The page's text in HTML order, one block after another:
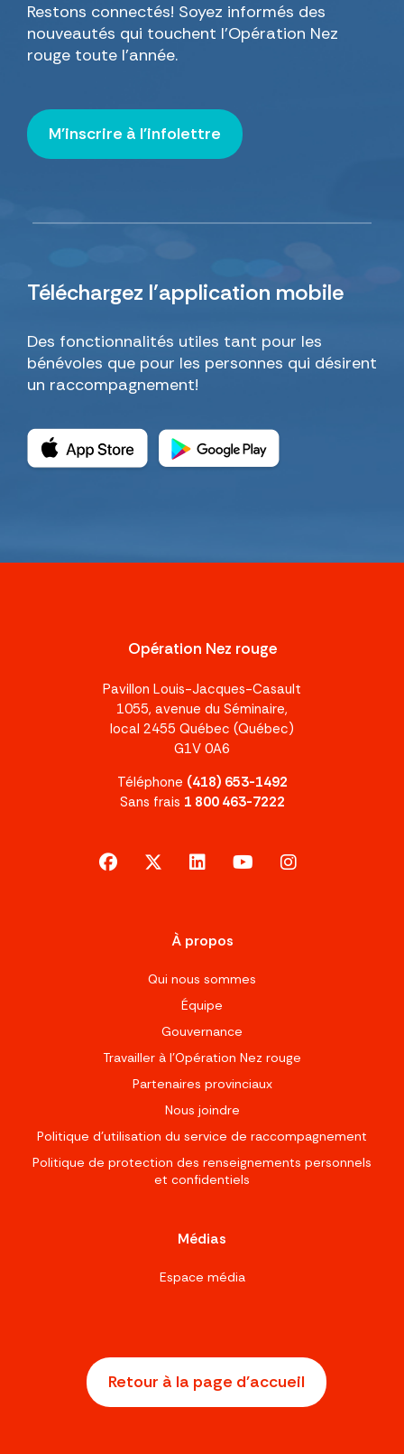
Restons connectés! Soyez informés des
nouveautés qui touchent l’Opération Nez
rouge toute l’année.
M'inscrire à l'infolettre
Téléchargez l’application mobile
Des fonctionnalités utiles tant pour les
bénévoles que pour les personnes qui désirent
un raccompagnement!
Opération Nez rouge
Pavillon Louis-Jacques-Casault
1055, avenue du Séminaire,
local 2455 Québec (Québec)
G1V 0A6
Téléphone (418) 653-1492
Sans frais 1 800 463-7222
facebookx-twitterlinkedinyoutubeinstagram
À propos
Qui nous sommes
Équipe
Gouvernance
Travailler à l’Opération Nez rouge
Partenaires provinciaux
Nous joindre
Politique d'utilisation du service de raccompagnement
Politique de protection des renseignements personnels
et confidentiels
Médias
Espace média
Retour à la page d'accueil